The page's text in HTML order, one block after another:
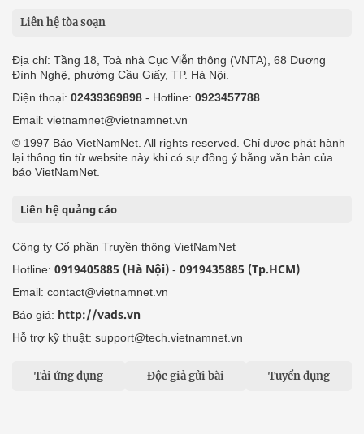
Liên hệ tòa soạn
Địa chỉ: Tầng 18, Toà nhà Cục Viễn thông (VNTA), 68 Dương
Đình Nghệ, phường Cầu Giấy, TP. Hà Nội.
Điện thoại: 02439369898 - Hotline: 0923457788
Email: vietnamnet@vietnamnet.vn
© 1997 Báo VietNamNet. All rights reserved. Chỉ được phát hành
lại thông tin từ website này khi có sự đồng ý bằng văn bản của
báo VietNamNet.
Liên hệ quảng cáo
Công ty Cổ phần Truyền thông VietNamNet
Hotline: 0919405885 (Hà Nội) - 0919435885 (Tp.HCM)
Email: contact@vietnamnet.vn
Báo giá: http://vads.vn
Hỗ trợ kỹ thuật: support@tech.vietnamnet.vn
Tải ứng dụng Độc giả gửi bài Tuyển dụng